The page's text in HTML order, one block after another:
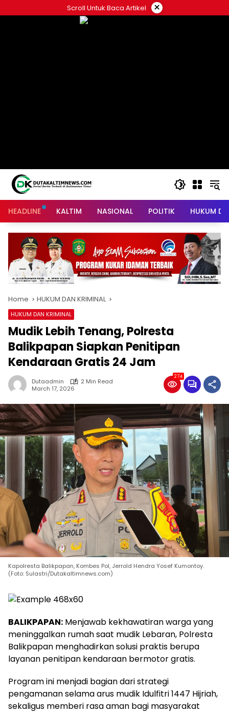
to
Scroll Untuk Baca Artikel ×
HEADLINE KALTIM NASIONAL POLITIK HUKUM
Home HUKUM DAN KRIMINAL
HUKUM DAN KRIMINAL
Mudik Lebih Tenang, Polresta
Balikpapan Siapkan Penitipan
Kendaraan Gratis 24 Jam
Dutaadmin
2 Min Read
March 17, 2026
274
Kapolresta Balikpapan, Kombes Pol, Jerrold Hendra Yosef Kumontoy.
(Foto: Sulastri/Dutakaltimnews.com)
BALIKPAPAN: Menjawab kekhawatiran warga yang
meninggalkan rumah saat mudik Lebaran, Polresta
Balikpapan menghadirkan solusi praktis berupa
layanan penitipan kendaraan bermotor gratis.
Program ini menjadi bagian dari strategi
pengamanan selama arus mudik Idulfitri 1447 Hijriah,
sekaligus memberi rasa aman bagi masyarakat